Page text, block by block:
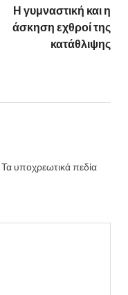
Η γυμναστική και η
άσκηση εχθροί της
κατάθλιψης
Τα υποχρεωτικά πεδία